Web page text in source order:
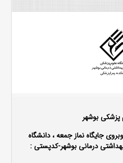
بوشهر
جایگاه نماز جمعه ، دانشگاه
درمانی بوشهر-کدپستی :